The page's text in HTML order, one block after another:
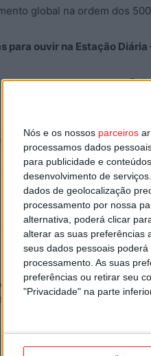
Nós e os nossos parceiros
processamos dados
para publicidade e
desenvolvimento de serviços.
dados de geolocalização
processamento por nossa
alternativa, poderá clicar
alterar as suas preferências
seus dados pessoais
processamento. As suas
preferências ou retirar seu
"Privacidade" na parte
global na ordem dos
para ouvir na Estação Diária
Pub
golo fora nas